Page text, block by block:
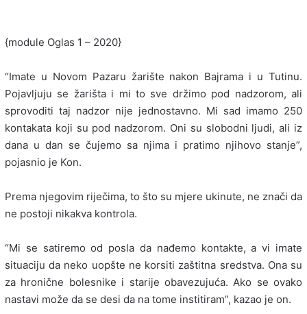
{module Oglas 1 – 2020}
“Imate u Novom Pazaru žarište nakon Bajrama i u Tutinu.
Pojavljuju se žarišta i mi to sve držimo pod nadzorom, ali
sprovoditi taj nadzor nije jednostavno. Mi sad imamo 250
kontakata koji su pod nadzorom. Oni su slobodni ljudi, ali iz
dana u dan se čujemo sa njima i pratimo njihovo stanje”,
pojasnio je Kon.
Prema njegovim riječima, to što su mjere ukinute, ne znači da
ne postoji nikakva kontrola.
“Mi se satiremo od posla da nađemo kontakte, a vi imate
situaciju da neko uopšte ne korsiti zaštitna sredstva. Ona su
za hronične bolesnike i starije obavezujuća. Ako se ovako
nastavi može da se desi da na tome institiram”, kazao je on.